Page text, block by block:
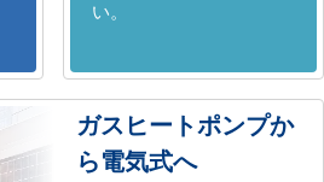
い。
ガスヒートポンプか
ら電気式へ